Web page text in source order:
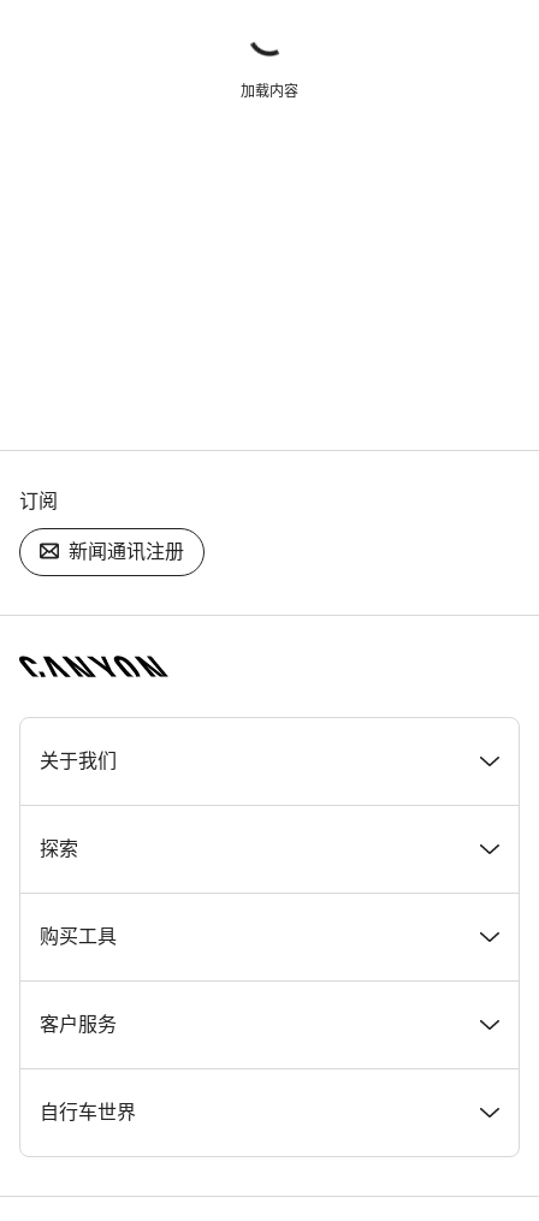
加载内容
订阅
新闻通讯注册
[footer.linksList.title]
关于我们
奖项
在 Canyon 工作
Canyon 新闻发布室
条款和条件
法律披露
探索
新闻和故事
提示和建议
Canyon Home Koblenz
会员礼遇
购买工具
找到您梦寐以求的 Canyon 自行车
现货自行车
找到您的 Canyon 尺寸
客户服务
支持中心
服务网点
自行车世界
公路车